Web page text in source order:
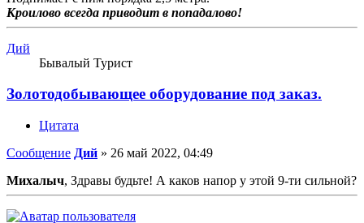
Кроилово всегда приводит в попадалово!
Дий
Бывалый Турист
Золотодобывающее оборудование под заказ.
Цитата
Сообщение Дий » 26 май 2022, 04:49
Михалыч, Здравы будьте! А каков напор у этой 9-ти сильной?